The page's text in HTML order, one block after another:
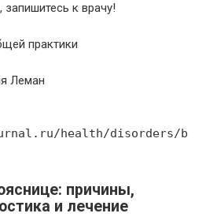
к врачу!
практики
Леман
health/disorders/b
причины,
и лечение